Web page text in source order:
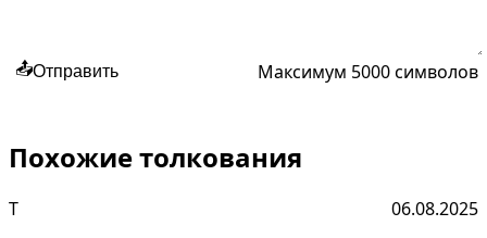
📤Отправить Максимум 5000 символов
Похожие толкования
Т
06.08.2025